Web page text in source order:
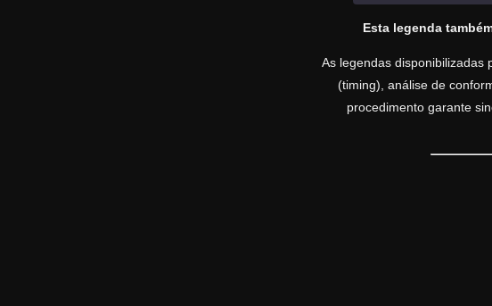
Esta legenda
As legendas disponibilizadas
(timing), análise de
procedimento garante